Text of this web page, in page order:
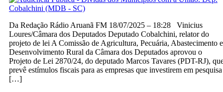
Da Redação Rádio Aruanã FM 18/07/2025 – 18:28 Vinicius
Loures/Câmara dos Deputados Deputado Cobalchini, relator do
projeto de lei A Comissão de Agricultura, Pecuária, Abastecimento e
Desenvolvimento Rural da Câmara dos Deputados aprovou o
Projeto de Lei 2870/24, do deputado Marcos Tavares (PDT-RJ),
prevê estímulos fiscais para as empresas que investirem em pesquisa
[…]